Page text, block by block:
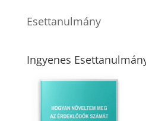
Esettanulmány
Ingyenes